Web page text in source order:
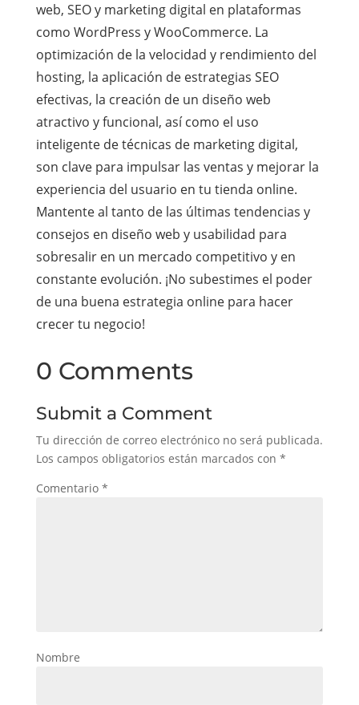
web, SEO y marketing digital en plataformas
como WordPress y WooCommerce. La
optimización de la velocidad y rendimiento del
hosting, la aplicación de estrategias SEO
efectivas, la creación de un diseño web
atractivo y funcional, así como el uso
inteligente de técnicas de marketing digital,
son clave para impulsar las ventas y mejorar la
experiencia del usuario en tu tienda online.
Mantente al tanto de las últimas tendencias y
consejos en diseño web y usabilidad para
sobresalir en un mercado competitivo y en
constante evolución. ¡No subestimes el poder
de una buena estrategia online para hacer
crecer tu negocio!
0 Comments
Submit a Comment
Tu dirección de correo electrónico no será publicada.
Los campos obligatorios están marcados con *
Comentario *
Nombre